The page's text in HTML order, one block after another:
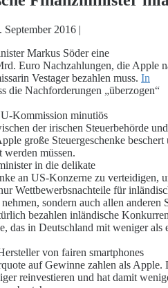
September 2016 |
Markus Söder eine
Euro Nachzahlungen, die Apple
Vestager bezahlen muss. In
die Nachforderungen „überzogen“
Kommission minutiös
der irischen Steuerbehörde
große Steuergeschenke beschert
müssen.
in die delikate
an US-Konzerne zu verteidigen,
Wettbewerbsnachteile für
sondern auch allen anderen
bezahlen inländische
das in Deutschland mit weniger als
von fairen smartphones
auf Gewinne zahlen als Apple.
reinvestieren und hat damit